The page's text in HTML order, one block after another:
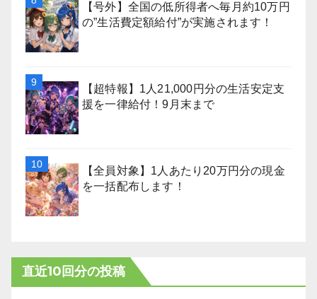
【号外】全国の低所得者へ毎月約10万円
の”生活費定額給付”が実施されます！
【超特報】1人21,000円分の生活安定支
援を一律給付！9月末まで
【全員対象】1人あたり20万円分の現金
を一括配布します！
直近10回分の投稿